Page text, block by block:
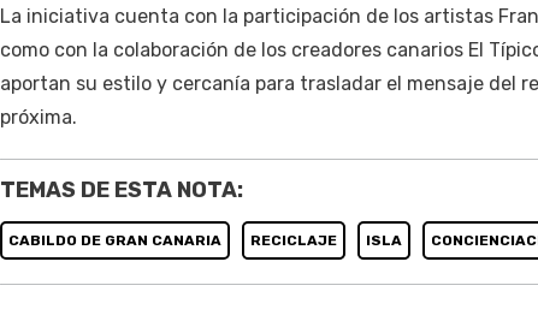
La iniciativa cuenta con la participación de los artistas
como con la colaboración de los creadores canarios El
aportan su estilo y cercanía para trasladar el mensaje del
próxima.
TEMAS DE ESTA NOTA:
CABILDO DE GRAN CANARIA RECICLAJE ISLA